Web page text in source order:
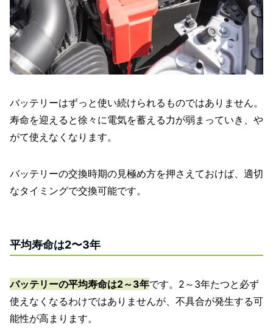
バッテリーはずっと使い続けられるものではありません。
寿命を迎えると徐々に電気を蓄える力が弱まっていき、や
がて使えなくなります。
バッテリーの交換時期の見極め方を押さえておけば、適切
なタイミングで交換可能です。
平均寿命は2〜3年
バッテリーの平均寿命は2～3年です。2～3年たつと必ず
使えなくなるわけではありませんが、不具合が発生する可
能性が高まります。